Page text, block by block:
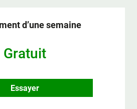
d’une semaine
Gratuit
Essayer